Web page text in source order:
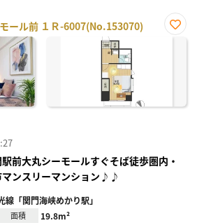
ール前 １Ｒ-6007(No.153070)
お気
前大丸シーモールすぐそば徒歩圏内・
マンスリーマンション♪♪
線「関門海峡めかり駅」
面積 19.8m²